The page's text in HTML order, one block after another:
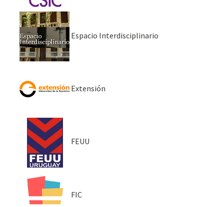
Espacio Interdisciplinario
Extensión
FEUU
FIC